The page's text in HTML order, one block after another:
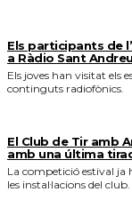
Els participants de
a Ràdio Sant Andreu
Els joves han visitat els
continguts radiofònics.
El Club de Tir amb
amb una última
La competició estival ja
les instal·lacions del club.